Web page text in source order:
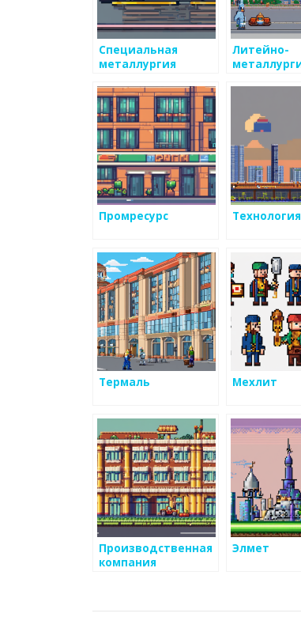
Специальная
металлургия
Литейно-
Промресурс Технология
Термаль Мехлит
Производственная
компания
Элмет